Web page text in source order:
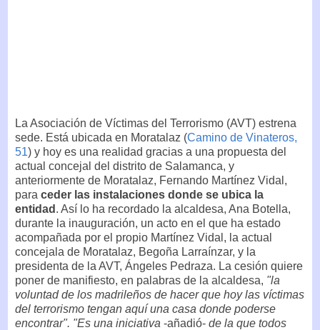
La Asociación de Víctimas del Terrorismo (AVT) estrena
sede. Está ubicada en Moratalaz (Camino de Vinateros,
51) y hoy es una realidad gracias a una propuesta del
actual concejal del distrito de Salamanca, y
anteriormente de Moratalaz, Fernando Martínez Vidal,
para ceder las instalaciones donde se ubica la
entidad . Así lo ha recordado la alcaldesa, Ana Botella,
durante la inauguración, un acto en el que ha estado
acompañada por el propio Martínez Vidal, la actual
concejala de Moratalaz, Begoña Larraínzar, y la
presidenta de la AVT, Ángeles Pedraza. La cesión quiere
poner de manifiesto, en palabras de la alcaldesa, "la
voluntad de los madrileños de hacer que hoy las víctimas
del terrorismo tengan aquí una casa donde poderse
encontrar". "Es una iniciativa -añadió- de la que todos